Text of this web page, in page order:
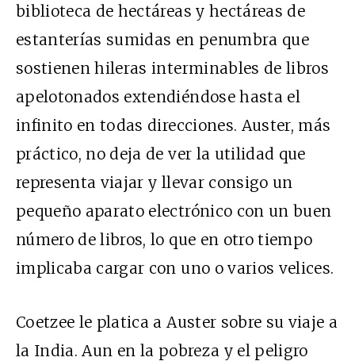
biblioteca de hectáreas y hectáreas de
estanterías sumidas en penumbra que
sostienen hileras interminables de libros
apelotonados extendiéndose hasta el
infinito en todas direcciones. Auster, más
práctico, no deja de ver la utilidad que
representa viajar y llevar consigo un
pequeño aparato electrónico con un buen
número de libros, lo que en otro tiempo
implicaba cargar con uno o varios velices.
Coetzee le platica a Auster sobre su viaje a
la India. Aun en la pobreza y el peligro